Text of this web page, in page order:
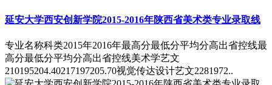
延安大学西安创新学院2015-2016年陕西省美术类专业录取线
专业名称科类2015年2016年最高分最低分平均分高出省控线最
高分最低分平均分高出省控线美术学艺文
210195204.40217197205.70视觉传达设计艺文2281972..